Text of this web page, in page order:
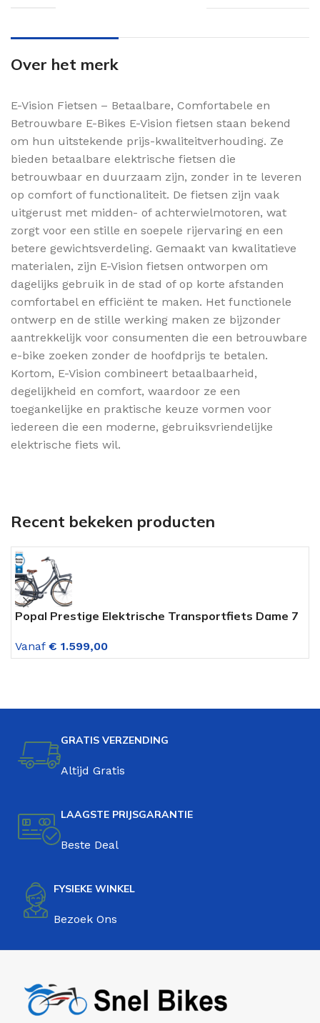
Over het merk
E-Vision Fietsen – Betaalbare, Comfortabele en
Betrouwbare E-Bikes E-Vision fietsen staan bekend
om hun uitstekende prijs-kwaliteitverhouding. Ze
bieden betaalbare elektrische fietsen die
betrouwbaar en duurzaam zijn, zonder in te leveren
op comfort of functionaliteit. De fietsen zijn vaak
uitgerust met midden- of achterwielmotoren, wat
zorgt voor een stille en soepele rijervaring en een
betere gewichtsverdeling. Gemaakt van kwalitatieve
materialen, zijn E-Vision fietsen ontworpen om
dagelijks gebruik in de stad of op korte afstanden
comfortabel en efficiënt te maken. Het functionele
ontwerp en de stille werking maken ze bijzonder
aantrekkelijk voor consumenten die een betrouwbare
e-bike zoeken zonder de hoofdprijs te betalen.
Kortom, E-Vision combineert betaalbaarheid,
degelijkheid en comfort, waardoor ze een
toegankelijke en praktische keuze vormen voor
iedereen die een moderne, gebruiksvriendelijke
elektrische fiets wil.
Recent bekeken producten
Popal Prestige Elektrische Transportfiets Dame 7
Vanaf € 1.599,00
GRATIS VERZENDING
Altijd Gratis
LAAGSTE PRIJSGARANTIE
Beste Deal
FYSIEKE WINKEL
Bezoek Ons